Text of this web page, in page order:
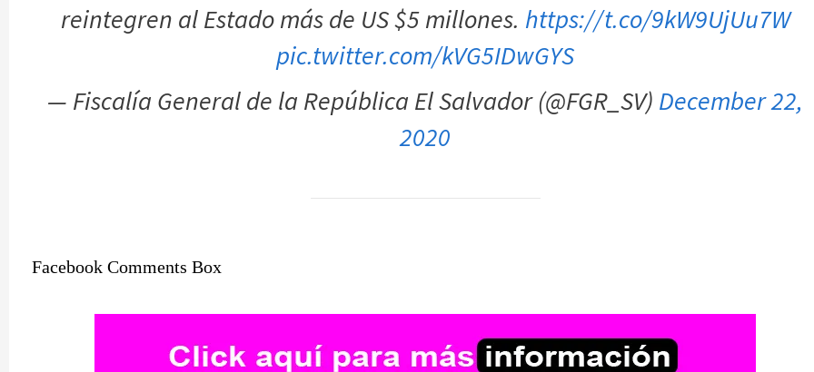
reintegren al Estado más de US $5 millones. https://t.co/9kW9UjUu7W
pic.twitter.com/kVG5IDwGYS
— Fiscalía General de la República El Salvador (@FGR_SV) December 22,
2020
Facebook Comments Box